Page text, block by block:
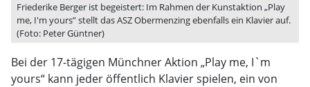
Friederike Berger ist begeistert: Im Rahmen der Kunstaktion „Play
me, I'm yours” stellt das ASZ Obermenzing ebenfalls ein Klavier auf.
(Foto: Peter Güntner)
Bei der 17-tägigen Münchner Aktion „Play me, I`m
yours“ kann jeder öffentlich Klavier spielen, ein von